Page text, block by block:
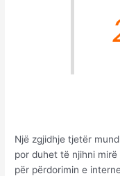
Një zgjidhje tjetër
por duhet të njihni
për përdorimin e